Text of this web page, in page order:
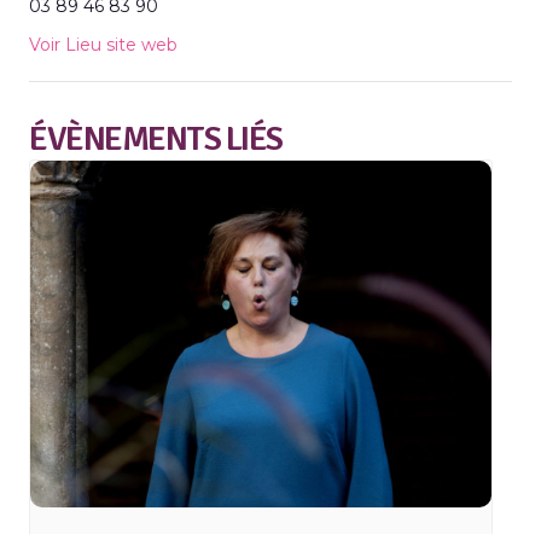
03 89 46 83 90
Voir Lieu site web
ÉVÈNEMENTS LIÉS